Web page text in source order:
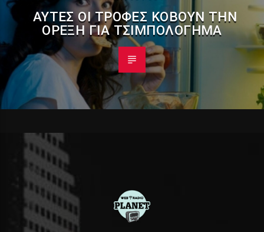
ΑΥΤΈΣ ΟΙ ΤΡΟΦΈΣ ΚΌΒΟΥΝ ΤΗΝ
ΌΡΕΞΗ ΓΙΑ ΤΣΙΜΠΟΛΌΓΗΜΑ